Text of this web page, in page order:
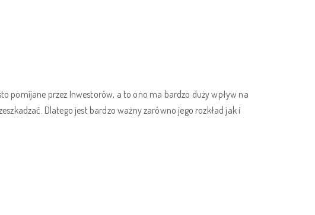
pomijane przez Inwestorów, a to ono ma bardzo duży wpływ na
Dlatego jest bardzo ważny zarówno jego rozkład jak i